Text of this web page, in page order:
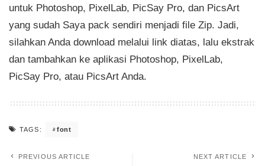
untuk Photoshop, PixelLab, PicSay Pro, dan PicsArt
yang sudah Saya pack sendiri menjadi file Zip. Jadi,
silahkan Anda download melalui link diatas, lalu ekstrak
dan tambahkan ke aplikasi Photoshop, PixelLab,
PicSay Pro, atau PicsArt Anda.
TAGS: font
PREVIOUS ARTICLE NEXT ARTICLE